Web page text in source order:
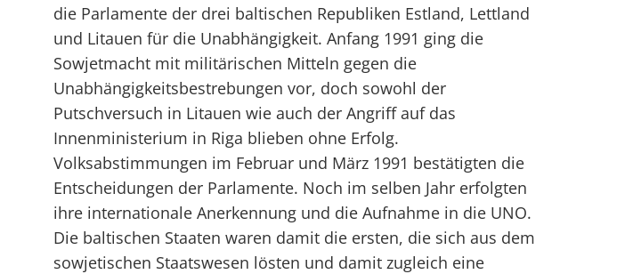
die Parlamente der drei baltischen Republiken Estland, Lettland
und Litauen für die Unabhängigkeit. Anfang 1991 ging die
Sowjetmacht mit militärischen Mitteln gegen die
Unabhängigkeitsbestrebungen vor, doch sowohl der
Putschversuch in Litauen wie auch der Angriff auf das
Innenministerium in Riga blieben ohne Erfolg.
Volksabstimmungen im Februar und März 1991 bestätigten die
Entscheidungen der Parlamente. Noch im selben Jahr erfolgten
ihre internationale Anerkennung und die Aufnahme in die UNO.
Die baltischen Staaten waren damit die ersten, die sich aus dem
sowjetischen Staatswesen lösten und damit zugleich eine